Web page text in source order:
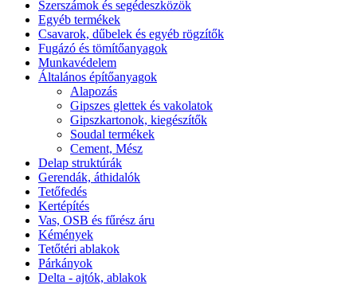
Szerszámok és segédeszközök
Egyéb termékek
Csavarok, dűbelek és egyéb rögzítők
Fugázó és tömítőanyagok
Munkavédelem
Általános építőanyagok
Alapozás
Gipszes glettek és vakolatok
Gipszkartonok, kiegészítők
Soudal termékek
Cement, Mész
Delap struktúrák
Gerendák, áthidalók
Tetőfedés
Kertépítés
Vas, OSB és fűrész áru
Kémények
Tetőtéri ablakok
Párkányok
Delta - ajtók, ablakok